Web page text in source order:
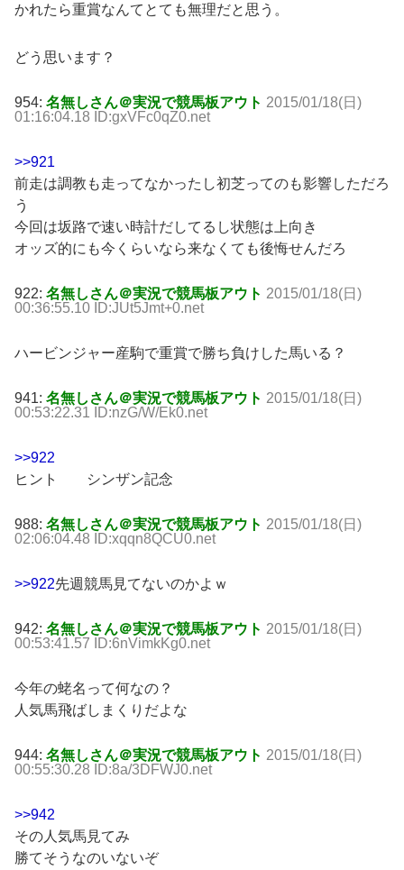
かれたら重賞なんてとても無理だと思う。
どう思います？
954: 名無しさん＠実況で競馬板アウト 2015/01/18(日)
01:16:04.18 ID:gxVFc0qZ0.net
>>921
前走は調教も走ってなかったし初芝ってのも影響しただろ
う
今回は坂路で速い時計だしてるし状態は上向き
オッズ的にも今くらいなら来なくても後悔せんだろ
922: 名無しさん＠実況で競馬板アウト 2015/01/18(日)
00:36:55.10 ID:JUt5Jmt+0.net
ハービンジャー産駒で重賞で勝ち負けした馬いる？
941: 名無しさん＠実況で競馬板アウト 2015/01/18(日)
00:53:22.31 ID:nzG/W/Ek0.net
>>922
ヒント シンザン記念
988: 名無しさん＠実況で競馬板アウト 2015/01/18(日)
02:06:04.48 ID:xqqn8QCU0.net
>>922先週競馬見てないのかよｗ
942: 名無しさん＠実況で競馬板アウト 2015/01/18(日)
00:53:41.57 ID:6nVimkKg0.net
今年の蛯名って何なの？
人気馬飛ばしまくりだよな
944: 名無しさん＠実況で競馬板アウト 2015/01/18(日)
00:55:30.28 ID:8a/3DFWJ0.net
>>942
その人気馬見てみ
勝てそうなのいないぞ